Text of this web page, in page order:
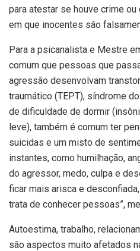
para atestar se houve crime
em que inocentes são
Para a psicanalista e Mestre
comum que pessoas que
agressão desenvolvam
traumático (TEPT), síndrome
de dificuldade de dormir
leve), também é comum ter
suicidas e um misto de
instantes, como humilhação,
do agressor, medo, culpa e
ficar mais arisca e
trata de conhecer pessoas”,
Autoestima, trabalho,
são aspectos muito afetados